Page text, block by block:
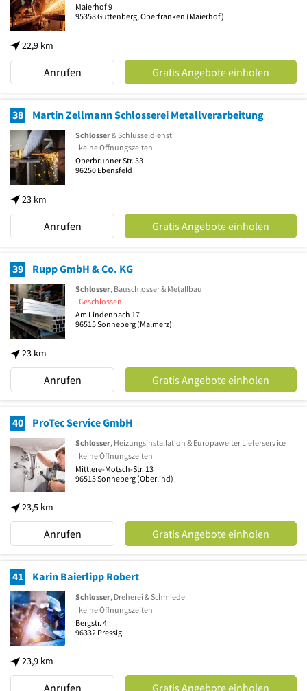
22,9 km
Maierhof 9
95358Guttenberg, Oberfranken (Maierhof)
Anrufen Gratis Angebote einholen
38 Martin Zellmann Schlosserei Metallverarbeitung
23 km
Schlosser& Schlüsseldienst
keine Öffnungszeiten
Oberbrunner Str. 33
96250 Ebensfeld
Anrufen Gratis Angebote einholen
39 Rupp GmbH & Co. KG
23 km
Schlosser, Bauschlosser & Metallbau
Geschlossen
Am Lindenbach 17
96515Sonneberg (Malmerz)
Anrufen Gratis Angebote einholen
40 ProTec Service GmbH
23,5 km
Schlosser, Heizungsinstallation & Europaweiter Lieferservice
keine Öffnungszeiten
Mittlere-Motsch-Str. 13
96515Sonneberg (Oberlind)
Anrufen Gratis Angebote einholen
41 Karin Baierlipp Robert
23,9 km
Schlosser, Dreherei & Schmiede
keine Öffnungszeiten
Bergstr. 4
96332 Pressig
Anrufen Gratis Angebote einholen